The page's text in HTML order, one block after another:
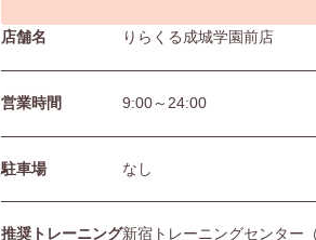
店舗名 りらくる成城学園前店
営業時間 9:00～24:00
駐⾞場 なし
推奨トレーニング新宿トレーニングセンター